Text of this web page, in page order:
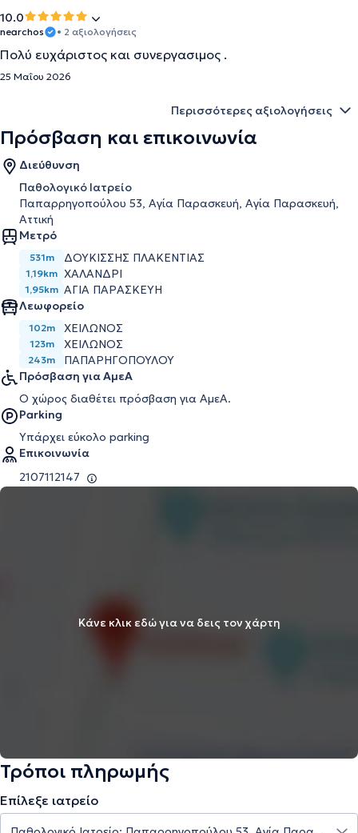
10.0
nearchos • 2 αξιολογήσεις
Πολύ ευχάριστος και συνεργασιμος .
25 Μαΐου 2026
Περισσότερες αξιολογήσεις
Πρόσβαση και επικοινωνία
Διεύθυνση
Παθολογικό Ιατρείο
Παπαρρηγοπούλου 53, Αγία Παρασκευή, Αγία Παρασκευή,
Αττική
Μετρό
531m ΔΟΥΚΙΣΣΗΣ ΠΛΑΚΕΝΤΙΑΣ
1,19km ΧΑΛΑΝΔΡΙ
1,95km ΑΓΙΑ ΠΑΡΑΣΚΕΥΗ
Λεωφορείο
102m ΧΕΙΛΩΝΟΣ
123m ΧΕΙΛΩΝΟΣ
243m
ΠΑΠΑΡΗΓΟΠΟΥΛΟΥ
Πρόσβαση για ΑμεΑ
Ο χώρος διαθέτει πρόσβαση για ΑμεΑ.
Parking
Υπάρχει εύκολο parking
Επικοινωνία
2107112147
Κάνε κλικ εδώ για να δεις τον χάρτη
Τρόποι πληρωμής
Επίλεξε ιατρείο